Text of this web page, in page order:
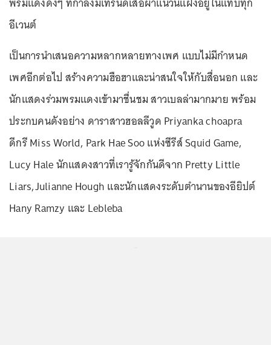
อีเวนต์
เป็นการนำเสนอความหลากหลายทางเพศ แบบไม่มีกำหนด
เพศอีกต่อไป สร้างความฮือฮาและน่าสนใจให้กับสื่อนอก และ
นักแสดงร่วมพรมแดงเข้ามาชื่นชม สาวเบลล่ามากมาย พร้อม
ประกบคนดังอย่าง ดาราสาวฮอลลีวูด Priyanka choapra
ดีกรี Miss World, Park Hae Soo แห่งซีรีส์ Squid Game,
Lucy Hale นักแสดงสาวที่เรารู้จักกันดีจาก Pretty Little
Liars,Julianne Hough และนักแสดงระดับตำนานของอียิปต์
Hany Ramzy และ Lebleba